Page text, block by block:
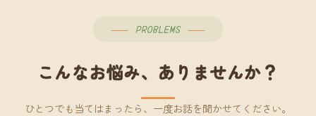
PROBLEMS
こんなお悩み、ありませんか？
ひとつでも当てはまったら、一度お話を聞かせてください。